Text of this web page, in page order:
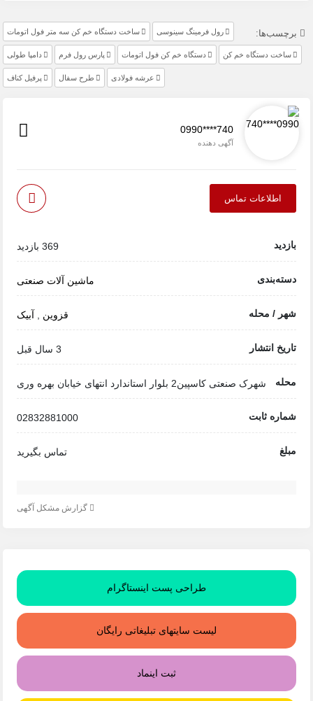
برچسب‌ها: رول فرمینگ سینوسی ساخت دستگاه خم کن سه متر فول اتومات
ساخت دستگاه خم کن دستگاه خم کن فول اتومات پارس رول فرم دامپا طولی
عرشه فولادی طرح سفال پرفیل کناف
0990****740
آگهی دهنده
اطلاعات تماس
بازدید 369 بازدید
دسته‌بندی ماشین آلات صنعتی
شهر / محله قزوین آبیک
تاریخ انتشار 3 سال قبل
محله شهرک صنعتی کاسپین2 بلوار استاندارد انتهای خیابان بهره وری
شماره ثابت 02832881000
مبلغ تماس بگیرید
گزارش مشکل آگهی
طراحی پست اینستاگرام
لیست سایتهای تبلیغاتی رایگان
ثبت اینماد